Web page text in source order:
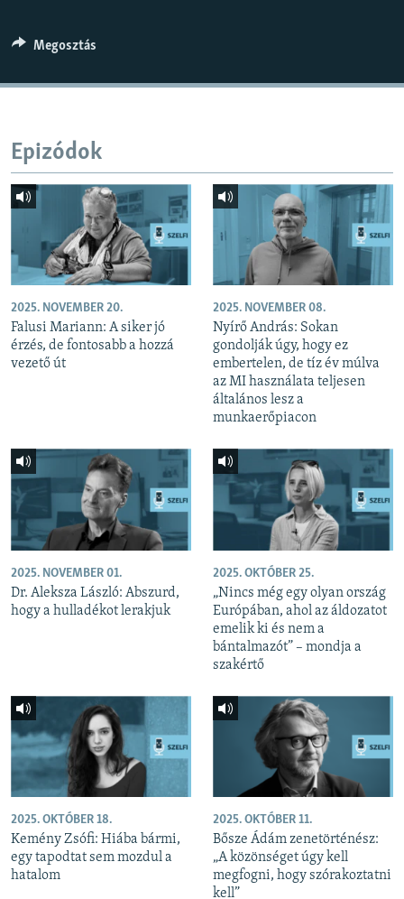
Megosztás
Epizódok
2025. NOVEMBER 20.
Falusi Mariann: A siker jó
érzés, de fontosabb a hozzá
vezető út
2025. NOVEMBER 08.
Nyírő András: Sokan
gondolják úgy, hogy ez
embertelen, de tíz év múlva
az MI használata teljesen
általános lesz a
munkaerőpiacon
2025. NOVEMBER 01.
Dr. Aleksza László: Abszurd,
hogy a hulladékot lerakjuk
2025. OKTÓBER 25.
„Nincs még egy olyan ország
Európában, ahol az áldozatot
emelik ki és nem a
bántalmazót” – mondja a
szakértő
2025. OKTÓBER 18.
Kemény Zsófi: Hiába bármi,
egy tapodtat sem mozdul a
hatalom
2025. OKTÓBER 11.
Bősze Ádám zenetörténész:
„A közönséget úgy kell
megfogni, hogy szórakoztatni
kell”